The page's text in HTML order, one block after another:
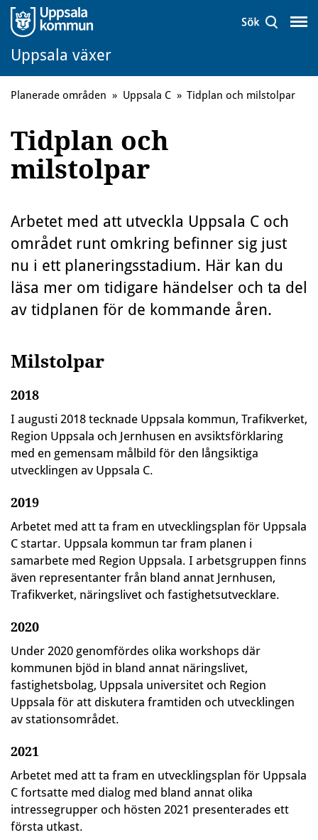
Uppsala växer
Planerade områden » Uppsala C» Tidplan och milstolpar
Tidplan och
milstolpar
Arbetet med att utveckla Uppsala C och
området runt omkring befinner sig just
nu i ett planeringsstadium. Här kan du
läsa mer om tidigare händelser och ta del
av tidplanen för de kommande åren.
Milstolpar
2018
I augusti 2018 tecknade Uppsala kommun, Trafikverket,
Region Uppsala och Jernhusen en avsiktsförklaring
med en gemensam målbild för den långsiktiga
utvecklingen av Uppsala C.
2019
Arbetet med att ta fram en utvecklingsplan för Uppsala
C startar. Uppsala kommun tar fram planen i
samarbete med Region Uppsala. I arbetsgruppen finns
även representanter från bland annat Jernhusen,
Trafikverket, näringslivet och fastighetsutvecklare.
2020
Under 2020 genomfördes olika workshops där
kommunen bjöd in bland annat näringslivet,
fastighetsbolag, Uppsala universitet och Region
Uppsala för att diskutera framtiden och utvecklingen
av stationsområdet.
2021
Arbetet med att ta fram en utvecklingsplan för Uppsala
C fortsatte med dialog med bland annat olika
intressegrupper och hösten 2021 presenterades ett
första utkast.